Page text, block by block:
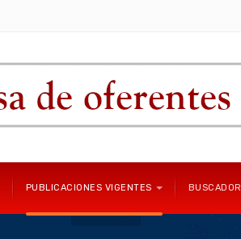
PUBLICACIONES VIGENTES BUSCADOR